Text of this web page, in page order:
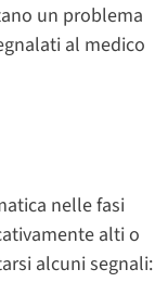
un problema
al medico
nelle fasi
alti o
alcuni segnali: